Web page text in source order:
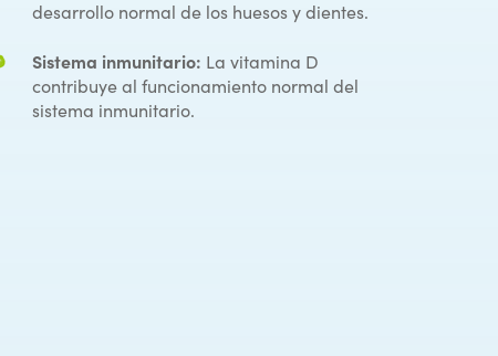
desarrollo normal de los huesos y dientes.
Sistema inmunitario: La vitamina D
contribuye al funcionamiento normal del
sistema inmunitario.